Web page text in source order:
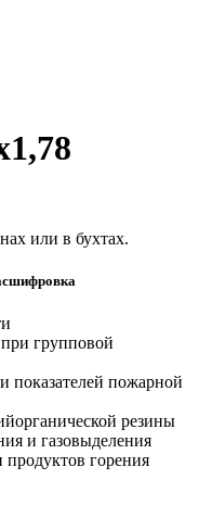
или в бухтах.
групповой
показателей пожарной
резины
и газовыделения
горения